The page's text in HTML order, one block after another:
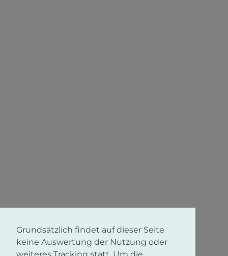
Grundsätzlich findet auf dieser Seite
keine Auswertung der Nutzung oder